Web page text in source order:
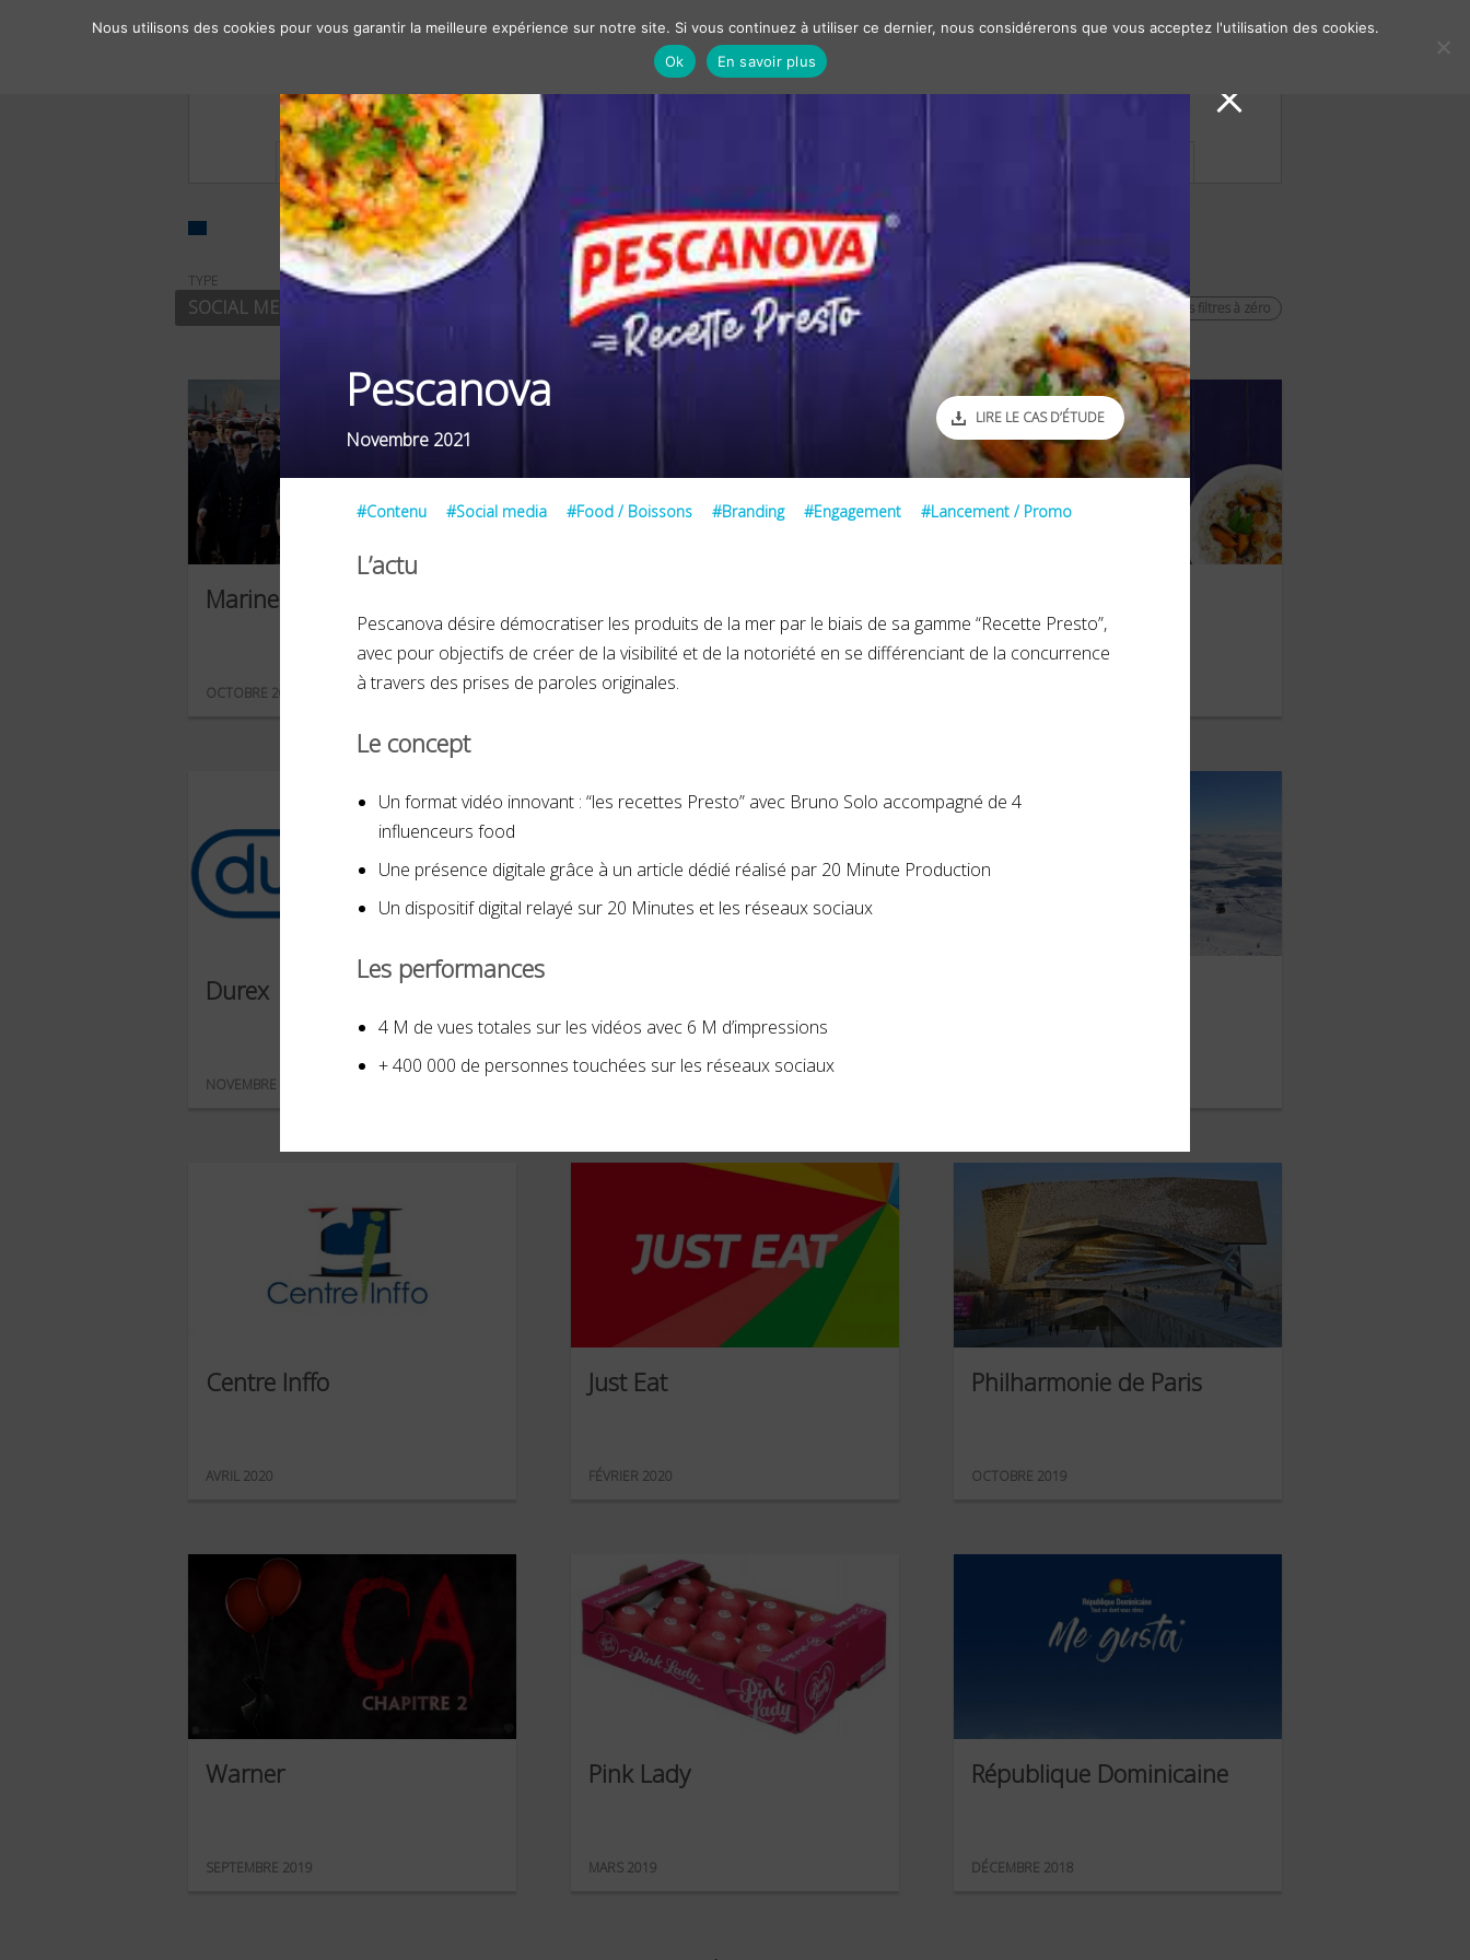
À propos Chiffres clés Nos solutions Communiqués de presse
TYPE
SOCIAL MEDIA
FILTRER PAR
SECTEURS D'ACTIVITÉS
OBJECTIF
BRANDING remettre les filtres à zéro
Marine nationale
OCTOBRE 2024
Tourisme Région Sud
JANVIER 2022
Pescanova
Novembre 2021
LIRE LE CAS D’ÉTUDE
#Contenu #Social media #Food / Boissons #Branding #Engagement #Lancement / Promo
L’actu
Pescanova désire démocratiser les produits de la mer par le biais de sa gamme “Recette Presto”,
avec pour objectifs de créer de la visibilité et de la notoriété en se différenciant de la concurrence
à travers des prises de paroles originales.
Le concept
Un format vidéo innovant : “les recettes Presto” avec Bruno Solo accompagné de 4
influenceurs food
Une présence digitale grâce à un article dédié réalisé par 20 Minute Production
Un dispositif digital relayé sur 20 Minutes et les réseaux sociaux
Les performances
4 M de vues totales sur les vidéos avec 6 M d’impressions
+ 400 000 de personnes touchées sur les réseaux sociaux
Durex
NOVEMBRE 2021
Centre Inffo
AVRIL 2020
Just Eat
FÉVRIER 2020
Philharmonie de Paris
OCTOBRE 2019
Warner
SEPTEMBRE 2019
Pink Lady
MARS 2019
République Dominicaine
DÉCEMBRE 2018
Nous utilisons des cookies pour vous garantir la meilleure expérience sur notre site. Si vous continuez à utiliser ce dernier, nous considérerons que vous acceptez l'utilisation des cookies.
Ok
En savoir plus